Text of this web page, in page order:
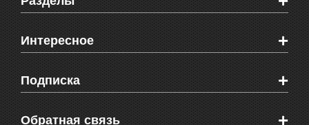
Новости Феодосии
Новости Крыма
Мировые новости
Объявления
Здоровье
СМС мнения читателей
Интересное +
Видео о Феодосии
Веб-камеры Феодосии
Блоги феодосийцев
Школы Феодосии
Подписка +
Печатная версия газеты "Кафа"
Обратная связь +